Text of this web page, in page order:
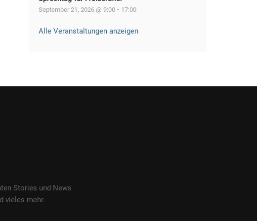
September 21, 2026 @ 9:00 - 17:00
Alle Veranstaltungen anzeigen
Stories und News
vieles mehr.